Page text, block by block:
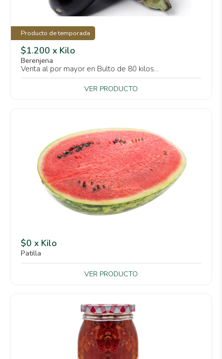
Producto de temporada
$1.200 x Kilo
Berenjena
Venta al por mayor en Bulto de 80 kilos...
VER PRODUCTO
$0 x Kilo
Patilla
VER PRODUCTO